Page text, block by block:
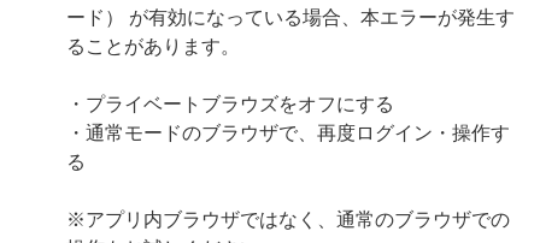
ード） が有効になっている場合、本エラーが発生す
ることがあります。
・プライベートブラウズをオフにする
・通常モードのブラウザで、再度ログイン・操作す
る
※アプリ内ブラウザではなく、通常のブラウザでの